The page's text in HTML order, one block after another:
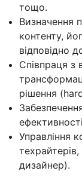
тощо.
Визначення
контенту,
відповідно
Співпраця з
рішення
Управління
дизайнер).